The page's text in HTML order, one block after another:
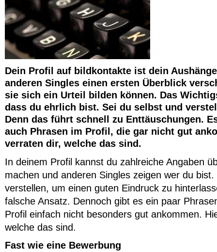
Dein Profil auf bildkontakte ist dein
anderen Singles einen ersten Überblick
sie sich ein Urteil bilden können. Das
dass du ehrlich bist. Sei du selbst und
Denn das führt schnell zu Enttäuschungen.
auch Phrasen im Profil, die gar nicht gut
verraten dir, welche das sind.
In deinem Profil kannst du zahlreiche Angaben
machen und anderen Singles zeigen wer du bist.
verstellen, um einen guten Eindruck zu
falsche Ansatz. Dennoch gibt es ein paar
Profil einfach nicht besonders gut ankommen.
welche das sind.
Fast wie eine Bewerbung